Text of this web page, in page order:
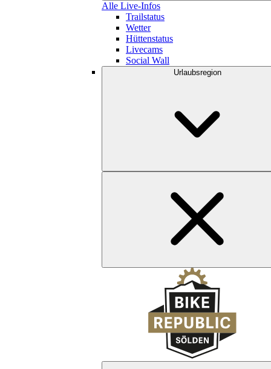
Alle Live-Infos
Trailstatus
Wetter
Hüttenstatus
Livecams
Social Wall
Urlaubsregion